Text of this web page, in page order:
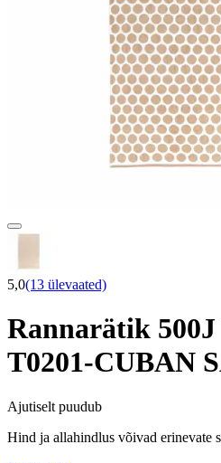
5,0(13 ülevaated)
Rannarätik
T0201-CUBAN
Ajutiselt puudub
Hind ja allahindlus võivad erinevate